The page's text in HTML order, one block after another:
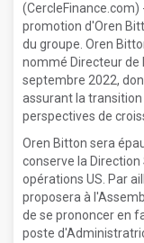
(CercleFinance.com)
promotion d'Oren
du groupe. Oren
nommé Directeur de
septembre 2022,
assurant la
perspectives de
Oren Bitton sera
conserve la
opérations US. Par
proposera à
de se prononcer en
poste